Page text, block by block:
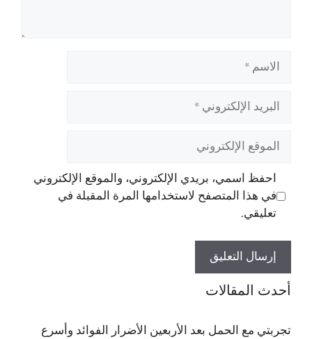
الاسم
البريد
الإلكتروني
الموقع
الإلكتروني
احفظ اسمي، بريدي الإلكتروني، والموقع الإلكتروني
في هذا المتصفح لاستخدامها المرة المقبلة في
تعليقي.
أحدث المقالات
تجربتي مع الحمل بعد الأربعين الأضرار الفوائد وأسرع